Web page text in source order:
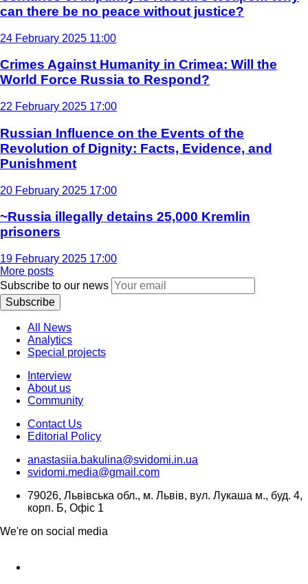
can there be no peace without justice?
24 February 2025 11:00
Crimes Against Humanity in Crimea: Will the
World Force Russia to Respond?
22 February 2025 17:00
Russian Influence on the Events of the
Revolution of Dignity: Facts, Evidence, and
Punishment
20 February 2025 17:00
~Russia illegally detains 25,000 Kremlin
prisoners
19 February 2025 17:00
More posts
Subscribe to our news
Subscribe
All News
Analytics
Special projects
Interview
About us
Community
Contact Us
Editorial Policy
anastasiia.bakulina@svidomi.in.ua
svidomi.media@gmail.com
79026, Львівська обл., м. Львів, вул. Лукаша м., буд. 4,
корп. Б, Офіс 1
We're on social media